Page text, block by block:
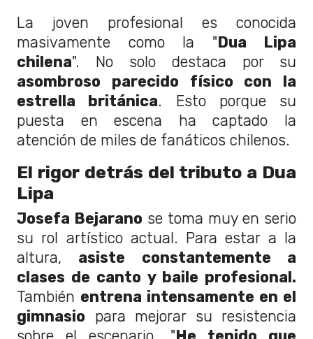
La joven profesional es conocida
masivamente como la "Dua Lipa
chilena". No solo destaca por su
asombroso parecido físico con la
estrella británica. Esto porque su
puesta en escena ha captado la
atención de miles de fanáticos chilenos.
El rigor detrás del tributo a Dua
Lipa
Josefa Bejarano se toma muy en serio
su rol artístico actual. Para estar a la
altura, asiste constantemente a
clases de canto y baile profesional.
También entrena intensamente en el
gimnasio para mejorar su resistencia